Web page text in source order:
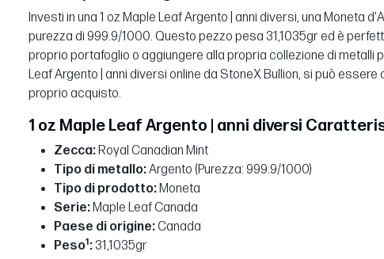
Investi in una 1 oz Maple Leaf Argento | anni diversi, una Moneta
purezza di 999.9/1000. Questo pezzo pesa 31,1035gr ed è
proprio portafoglio o aggiungere alla propria collezione di metalli
Leaf Argento | anni diversi online da StoneX Bullion, si può
proprio acquisto.
1 oz Maple Leaf Argento | anni diversi
Zecca:Royal Canadian Mint
Tipo di metallo:Argento (Purezza: 999.9/1000)
Tipo di prodotto:Moneta
Serie:Maple Leaf Canada
Paese di origine:Canada
Peso1: 31,1035gr